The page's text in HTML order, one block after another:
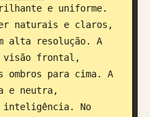
e uniforme.
naturais e claros,
alta resolução. A
visão frontal,
ombros para cima. A
e neutra,
inteligência. No